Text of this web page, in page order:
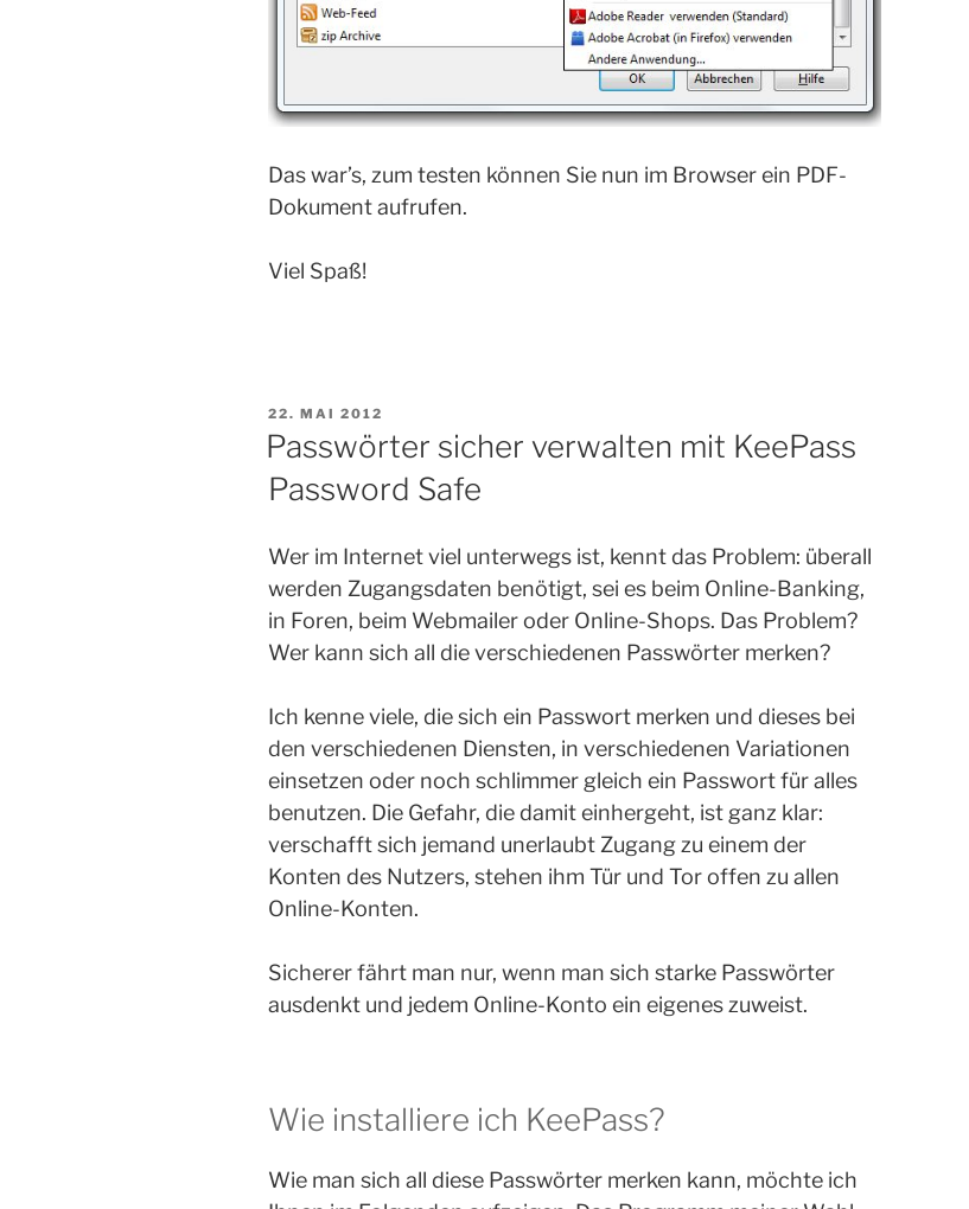
Das war’s, zum testen können Sie nun im Browser ein PDF-
Dokument aufrufen.
Viel Spaß!
VERÖFFENTLICHT
AM
22. MAI 2012
Passwörter sicher verwalten mit KeePass
Password Safe
Wer im Internet viel unterwegs ist, kennt das Problem: überall
werden Zugangsdaten benötigt, sei es beim Online-Banking,
in Foren, beim Webmailer oder Online-Shops. Das Problem?
Wer kann sich all die verschiedenen Passwörter merken?
Ich kenne viele, die sich ein Passwort merken und dieses bei
den verschiedenen Diensten, in verschiedenen Variationen
einsetzen oder noch schlimmer gleich ein Passwort für alles
benutzen. Die Gefahr, die damit einhergeht, ist ganz klar:
verschafft sich jemand unerlaubt Zugang zu einem der
Konten des Nutzers, stehen ihm Tür und Tor offen zu allen
Online-Konten.
Sicherer fährt man nur, wenn man sich starke Passwörter
ausdenkt und jedem Online-Konto ein eigenes zuweist.
Wie installiere ich KeePass?
Wie man sich all diese Passwörter merken kann, möchte ich